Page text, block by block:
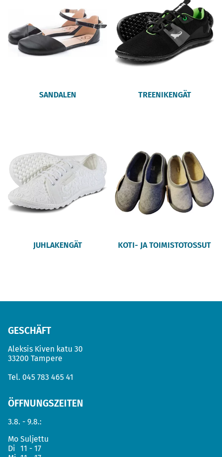
SANDALEN TREENIKENGÄT
JUHLAKENGÄT KOTI- JA TOIMISTOTOSSUT
GESCHÄFT
Aleksis Kiven katu 30
33200 Tampere
Tel. 045 783 465 41
ÖFFNUNGSZEITEN
3.8. - 9.8.:
Mo Suljettu
Di 11 - 17